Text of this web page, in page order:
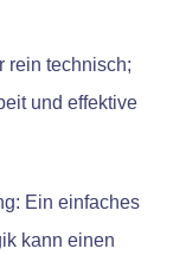
rein technisch;
und effektive
Ein einfaches
kann einen